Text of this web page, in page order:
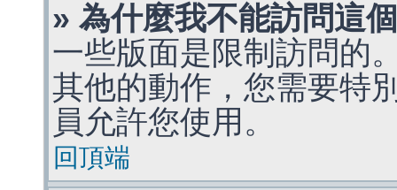
» 為什麼我不能訪問這
一些版面是限制訪問的
其他的動作，您需要特
員允許您使用。
回頂端